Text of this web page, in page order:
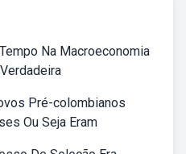
Na Macroeconomia
Pré-colombianos
Ou Seja Eram